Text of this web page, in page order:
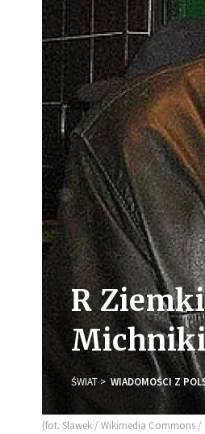
R
ŚWIAT WIADOMOŚCI Z
(fot. Slawek / Wikimedia Commons /